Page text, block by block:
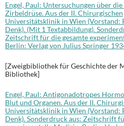
Engel, Paul: Untersuchungen über
Zirbeldrüse. Aus der II. Chirurgischen
Universitätsklinik in Wien (Vorstand:
Denk). (Mit 1 Textabbildung).
Zeitschrift für die gesamte
Berlin: Verlag von Julius Springer
[Zweigbibliothek für Geschichte der
Bibliothek]
Engel, Paul: Antigonadotropes
Blut und Organen. Aus der II.
Universitätsklinik in Wien (Vorstand:
Denk). Sonderdruck aus: Zeitschrift